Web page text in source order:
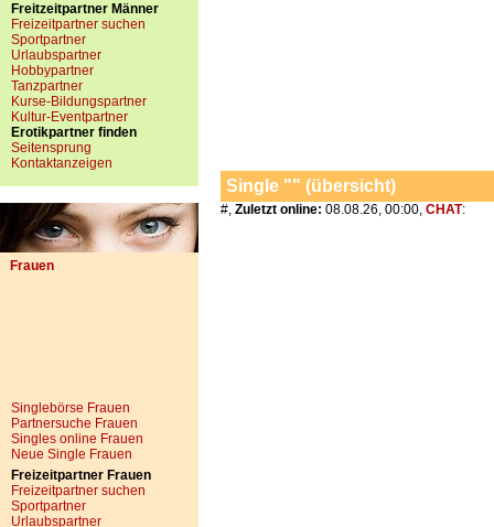
Freitzeitpartner Männer
Freizeitpartner suchen
Sportpartner
Urlaubspartner
Hobbypartner
Tanzpartner
Kurse-Bildungspartner
Kultur-Eventpartner
Erotikpartner finden
Seitensprung
Kontaktanzeigen
Frauen
Singlebörse Frauen
Partnersuche Frauen
Singles online Frauen
Neue Single Frauen
Freizeitpartner Frauen
Freizeitpartner suchen
Sportpartner
Urlaubspartner
Single "" (übersicht)
#, Zuletzt online: 08.08.26, 00:00, CHAT: